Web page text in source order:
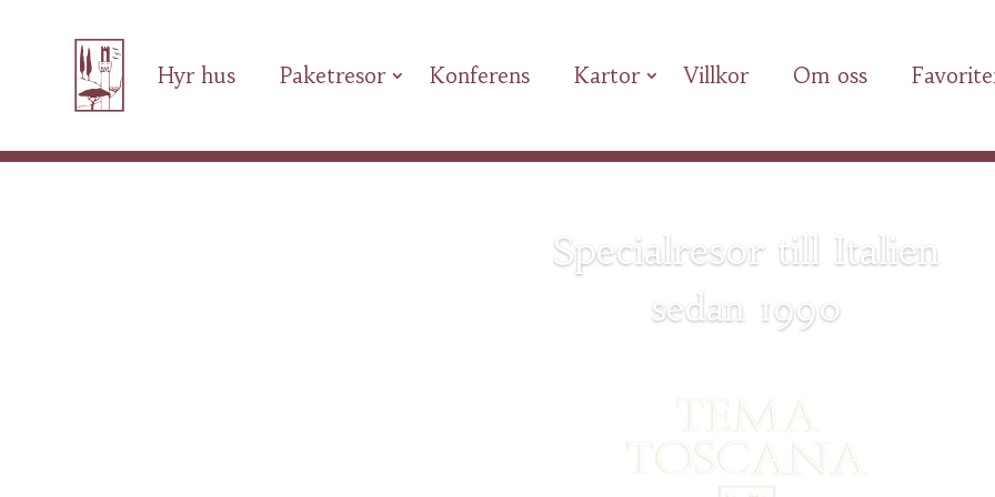
Hyr hus Paketresor Konferens Kartor Villkor Om oss
Specialresor till Italien
sedan 1990